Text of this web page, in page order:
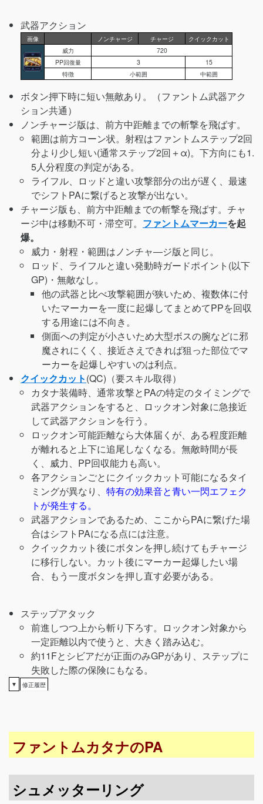
武器アクション
画像 ノンチャージ チャージ
クイックカット
威力
720
PP回復量
3
15
特徴
小範囲 中範囲
ボタン押下時に短い無敵あり。（ファントム武器アク
ション共通）
ノンチャージ版は、前方中距離までの斬撃を飛ばす。
範囲は前方コーン状。射程はファントムステップ2回
分より少し短い(通常ステップ2回＋α)。下方向にも1.
5人分程度の判定がある。
ライフル、ロッドと違い攻撃部分の出が遅く、最速
でシフトPAに繋げると攻撃が出ない。
チャージ版も、前方中距離までの斬撃を飛ばす。チャ
ージ中は移動不可・滞空可。 ファントムマーカーを起
爆。
威力・射程・範囲はノンチャ―ジ版と同じ。
ロッド、ライフルと違い発動時ガードポイント(以下
GP)・無敵なし。
他の武器と比べ攻撃範囲が狭いため、複数体に付
いたマーカーを一度に起爆してまとめてPPを回収
する用途には不向き。
側面への判定が小さいため大型ボスの腕などに邪
魔されにくく、接近さえできれば狙った部位でマ
ーカーを起爆しやすいのは利点。
クイックカット(QC)（要スキル取得）
カタナ装備時、通常攻撃とPAの特定のタイミングで
武器アクションをすると、ロックオン対象に急接近
して武器アクションを行う。
ロックオン可能距離なら大体届くが、ある程度距離
が離れると上下に追尾しなくなる。無敵時間が長
く、威力、PP回収能力も高い。
各アクションごとにクイックカット可能になるタイ
ミングが異なり、 特有の効果音と青い一閃エフェク
トが発生する。
武器アクションであるため、ここからPAに繋げた場
合はシフトPAになる点には注意。
クイックカット後にボタンを押し続けてもチャージ
に移行しない。カット後にマーカー起爆したい場
合、もう一度ボタンを押し直す必要がある。
ステップアタック
前進しつつ上から斬り下ろす。ロックオン対象から
一定距離以内で使うと、大きく踏み込む。
約11Fとシビアだが正面のみGPがあり、ステップに
失敗した際の保険にもなる。
▼ 修正履歴
ファントムカタナのPA
シュメッターリング